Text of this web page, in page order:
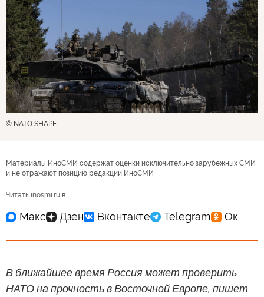
© NATO SHAPE
Материалы ИноСМИ содержат оценки исключительно зарубежных СМИ
и не отражают позицию редакции ИноСМИ
Читать inosmi.ru в
В ближайшее время Россия может проверить
НАТО на прочность в Восточной Европе, пишет